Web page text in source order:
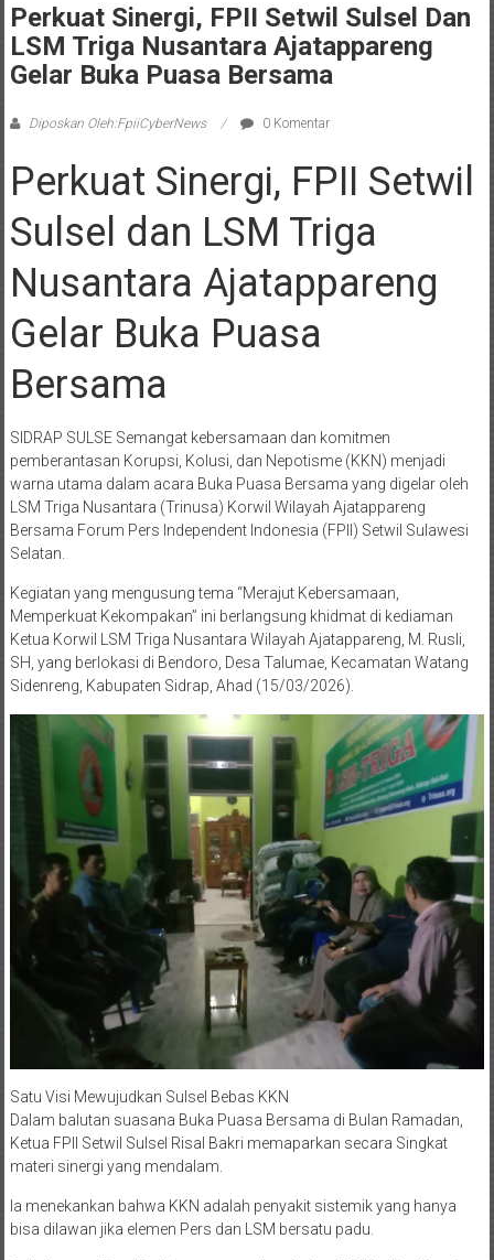
Perkuat Sinergi, FPII Setwil Sulsel Dan
LSM Triga Nusantara Ajatappareng
Gelar Buka Puasa Bersama
Diposkan Oleh:FpiiCyberNews 0 Komentar
Perkuat Sinergi, FPII Setwil
Sulsel dan LSM Triga
Nusantara Ajatappareng
Gelar Buka Puasa
Bersama
SIDRAP SULSE Semangat kebersamaan dan komitmen
pemberantasan Korupsi, Kolusi, dan Nepotisme (KKN) menjadi
warna utama dalam acara Buka Puasa Bersama yang digelar oleh
LSM Triga Nusantara (Trinusa) Korwil Wilayah Ajatappareng
Bersama Forum Pers Independent Indonesia (FPII) Setwil Sulawesi
Selatan.
​Kegiatan yang mengusung tema “Merajut Kebersamaan,
Memperkuat Kekompakan” ini berlangsung khidmat di kediaman
Ketua Korwil LSM Triga Nusantara Wilayah Ajatappareng, M. Rusli,
SH, yang berlokasi di Bendoro, Desa Talumae, Kecamatan Watang
Sidenreng, Kabupaten Sidrap, Ahad (15/03/2026).
​Satu Visi Mewujudkan Sulsel Bebas KKN
​Dalam balutan suasana Buka Puasa Bersama di Bulan Ramadan,
Ketua FPII Setwil Sulsel Risal Bakri memaparkan secara Singkat
materi sinergi yang mendalam.
Ia menekankan bahwa KKN adalah penyakit sistemik yang hanya
bisa dilawan jika elemen Pers dan LSM bersatu padu.